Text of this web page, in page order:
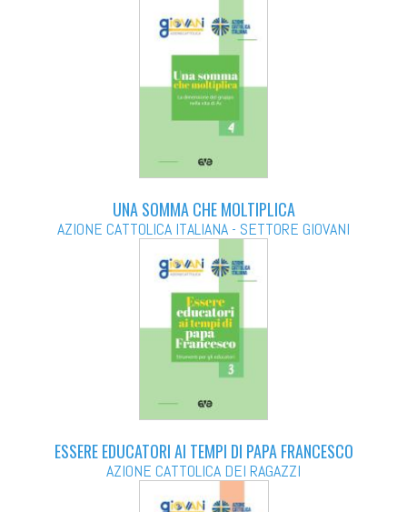
UNA SOMMA CHE MOLTIPLICA
AZIONE CATTOLICA ITALIANA - SETTORE GIOVANI
ESSERE EDUCATORI AI TEMPI DI PAPA FRANCESCO
AZIONE CATTOLICA DEI RAGAZZI